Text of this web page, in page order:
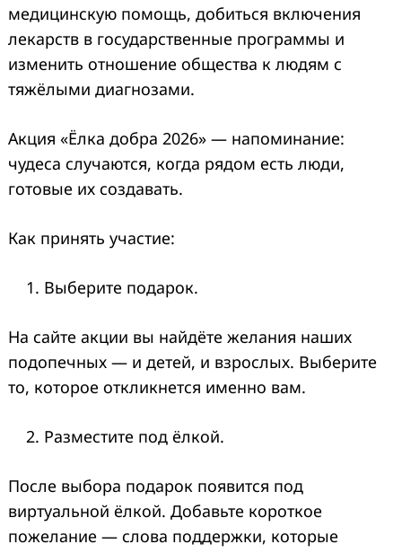
медицинскую помощь, добиться включения
лекарств в государственные программы и
изменить отношение общества к людям с
тяжёлыми диагнозами.
Акция «Ёлка добра 2026» — напоминание:
чудеса случаются, когда рядом есть люди,
готовые их создавать.
Как принять участие:
Выберите подарок.
На сайте акции вы найдёте желания наших
подопечных — и детей, и взрослых. Выберите
то, которое откликнется именно вам.
Разместите под ёлкой.
После выбора подарок появится под
виртуальной ёлкой. Добавьте короткое
пожелание — слова поддержки, которые